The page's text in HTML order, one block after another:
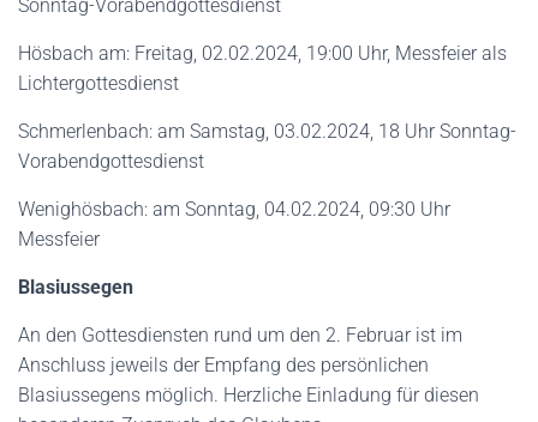
Sonntag-Vorabendgottesdienst
Hösbach am: Freitag, 02.02.2024, 19:00 Uhr, Messfeier als
Lichtergottesdienst
Schmerlenbach: am Samstag, 03.02.2024, 18 Uhr Sonntag-
Vorabendgottesdienst
Wenighösbach: am Sonntag, 04.02.2024, 09:30 Uhr
Messfeier
Blasiussegen
An den Gottesdiensten rund um den 2. Februar ist im
Anschluss jeweils der Empfang des persönlichen
Blasiussegens möglich. Herzliche Einladung für diesen